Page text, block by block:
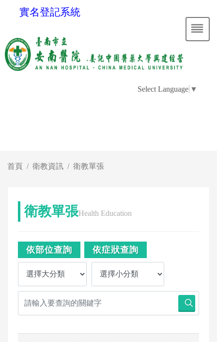
實名登記系統
Select Language ▼
首頁 衛教資訊 衛教單張
衛教單張Health Education
依部位查詢 依症狀查詢